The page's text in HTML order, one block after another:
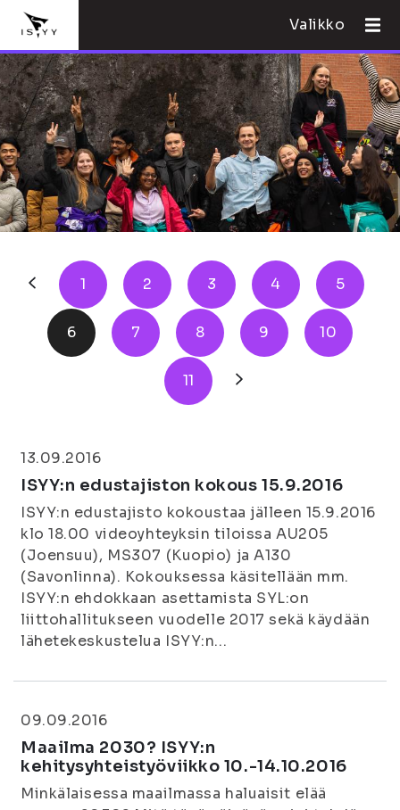
Valikko
1 2 3 4 5
6 7 8 9 10
11
13.09.2016
ISYY:n edustajiston kokous 15.9.2016
ISYY:n edustajisto kokoustaa jälleen 15.9.2016
klo 18.00 videoyhteyksin tiloissa AU205
(Joensuu), MS307 (Kuopio) ja A130
(Savonlinna). Kokouksessa käsitellään mm.
ISYY:n ehdokkaan asettamista SYL:on
liittohallitukseen vuodelle 2017 sekä käydään
lähetekeskustelua ISYY:n...
09.09.2016
Maailma 2030? ISYY:n
kehitysyhteistyöviikko 10.-14.10.2016
Minkälaisessa maailmassa haluaisit elää